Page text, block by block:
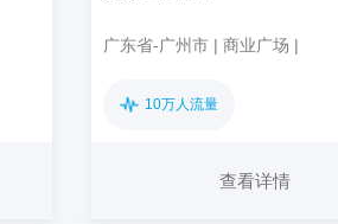
广东省-广州市 | 商业广场 |
10万人流量
查看详情